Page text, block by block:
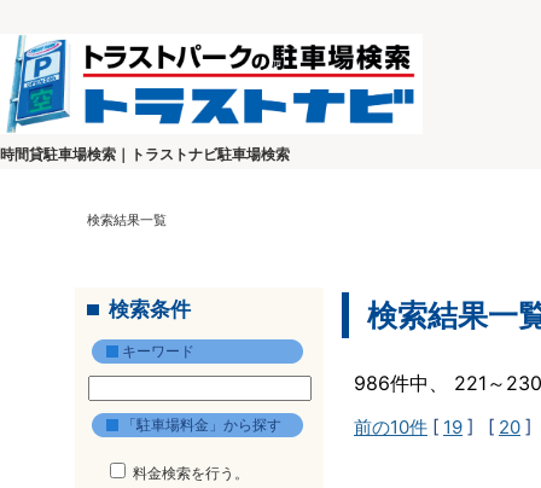
時間貸駐車場検索｜トラストナビ駐車場検索
検索結果一覧
検索条件
キーワード
「駐車場料金」から探す
料金検索を行う。
検索結果一
986件中、 221～
前の10件 [ 19 ] [ 20 ]